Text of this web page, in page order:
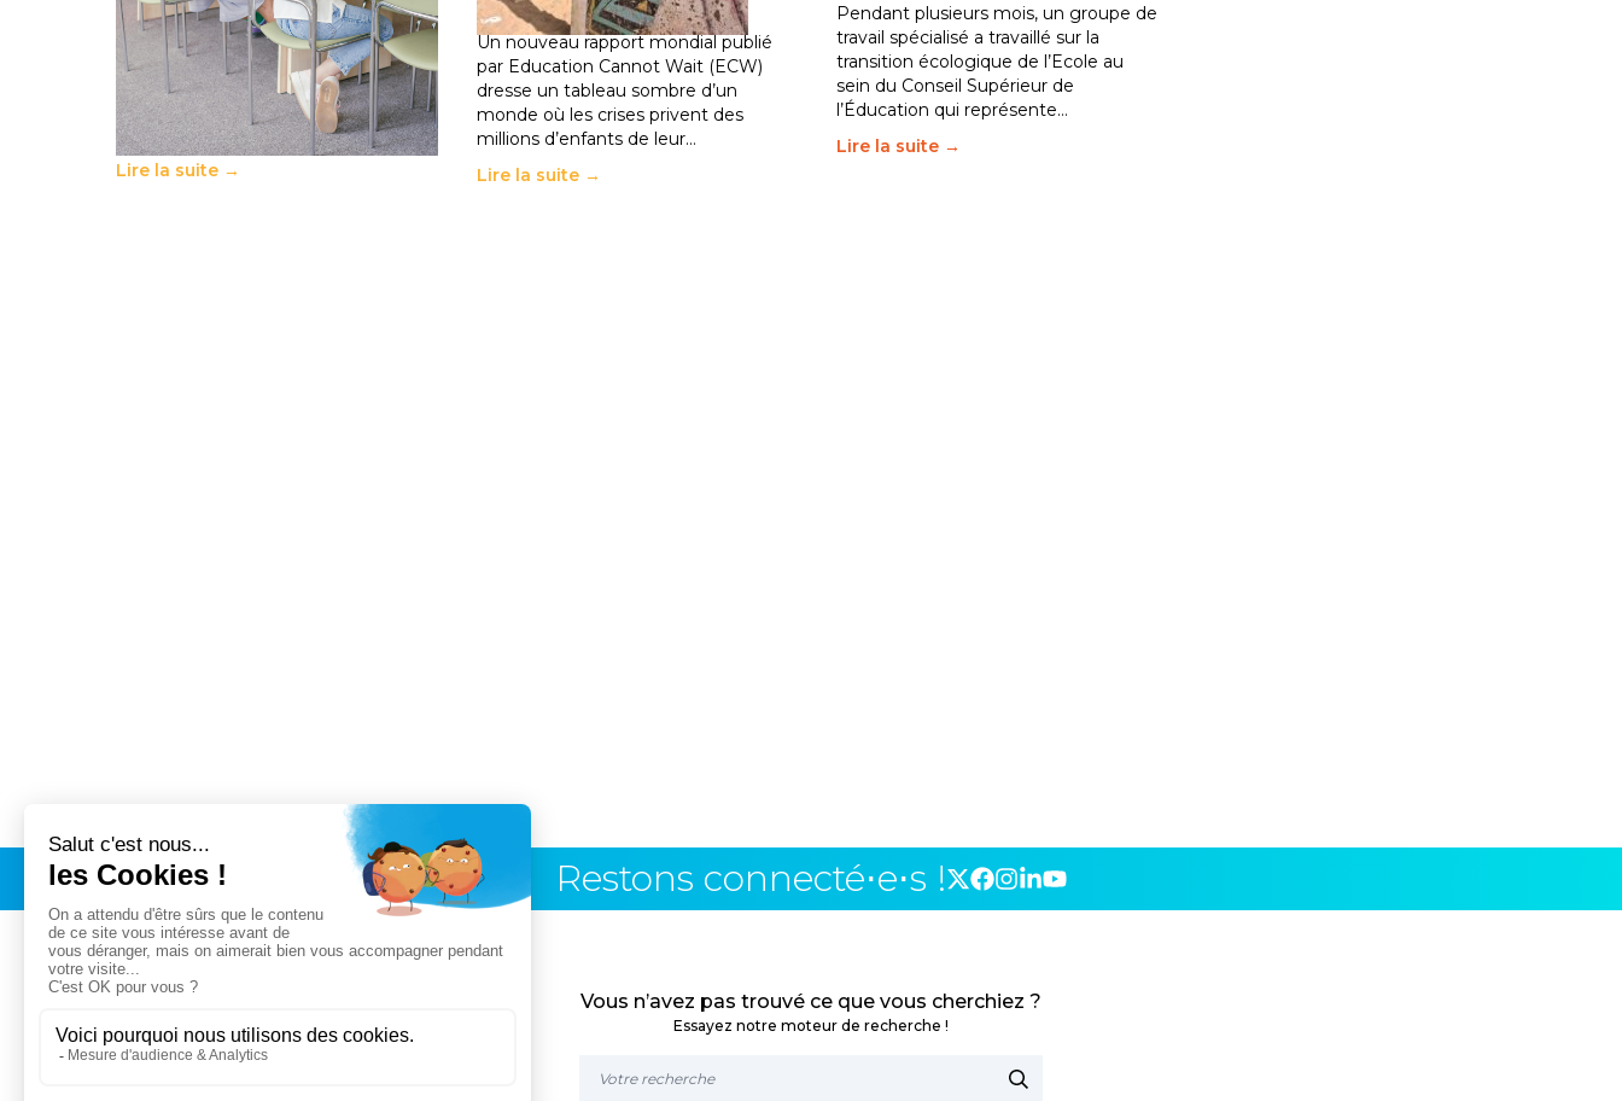
Le projet de loi sur la régulation de
l’enseignement supérieur privé met
en lumière l’amplification d’un
système qui relègue l’acte
pédagogique au superfétatoire, voire
à…
Lire la suite →
11 juillet 2026 –National
Un nouveau rapport mondial publié
par Education Cannot Wait (ECW)
dresse un tableau sombre d’un
monde où les crises privent des
millions d’enfants de leur…
Lire la suite →
Pendant plusieurs mois, un groupe de
travail spécialisé a travaillé sur la
transition écologique de l’Ecole au
sein du Conseil Supérieur de
l’Éducation qui représente…
Lire la suite →
Restons connecté⋅e⋅s !
Vous n’avez pas trouvé ce que vous cherchiez ?
Essayez notre moteur de recherche !